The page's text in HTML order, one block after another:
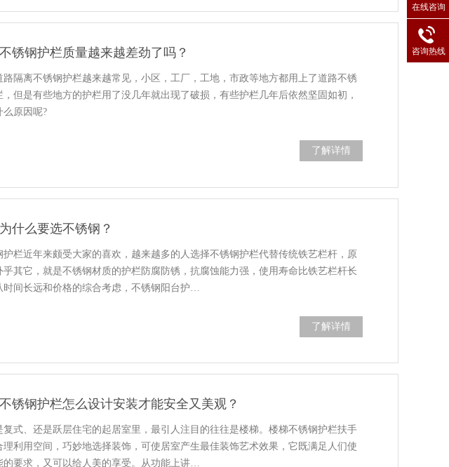
锈钢护栏质量越来越差劲了吗？
路隔离不锈钢护栏越来越常见，小区，工厂，工地，市政等地方都用上了道路不锈
，但是有些地方的护栏用了没几年就出现了破损，有些护栏几年后依然坚固如初，
么原因呢?
了解详情
什么要选不锈钢？
护栏近年来颇受大家的喜欢，越来越多的人选择不锈钢护栏代替传统铁艺栏杆，原
乎其它，就是不锈钢材质的护栏防腐防锈，抗腐蚀能力强，使用寿命比铁艺栏杆长
时间长远和价格的综合考虑，不锈钢阳台护…
了解详情
锈钢护栏怎么设计安装才能安全又美观？
复式、还是跃层住宅的起居室里，最引人注目的往往是楼梯。楼梯不锈钢护栏扶手
理利用空间，巧妙地选择装饰，可使居室产生最佳装饰艺术效果，它既满足人们使
的要求，又可以给人美的享受。从功能上讲…
在线咨询
咨询热线